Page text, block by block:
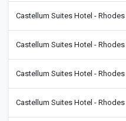
Castellum Suites Hotel - Rhodes
Castellum Suites Hotel -
Castellum Suites Hotel - Rhodes
Castellum Suites Hotel -